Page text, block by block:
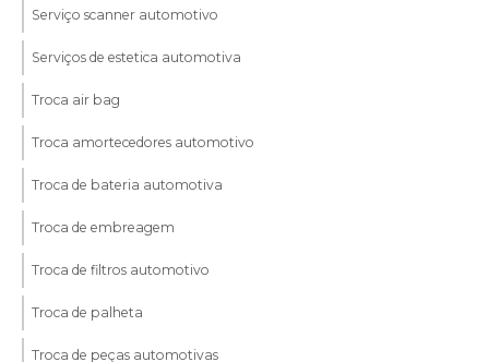
Serviço scanner automotivo
Serviços de estetica automotiva
Troca air bag
Troca amortecedores automotivo
Troca de bateria automotiva
Troca de embreagem
Troca de filtros automotivo
Troca de palheta
Troca de peças automotivas